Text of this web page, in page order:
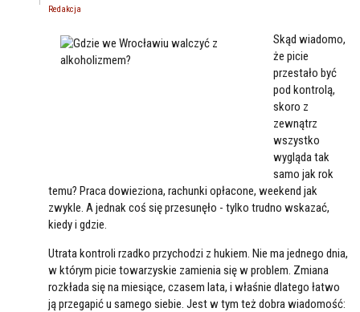
Redakcja
Skąd wiadomo,
że picie
przestało być
pod kontrolą,
skoro z
zewnątrz
wszystko
wygląda tak
samo jak rok
temu? Praca dowieziona, rachunki opłacone, weekend jak
zwykle. A jednak coś się przesunęło - tylko trudno wskazać,
kiedy i gdzie.
Utrata kontroli rzadko przychodzi z hukiem. Nie ma jednego dnia,
w którym picie towarzyskie zamienia się w problem. Zmiana
rozkłada się na miesiące, czasem lata, i właśnie dlatego łatwo
ją przegapić u samego siebie. Jest w tym też dobra wiadomość: